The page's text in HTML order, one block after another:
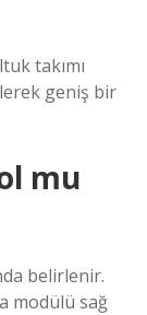
takımı
geniş bir
mu
belirlenir.
modülü sağ